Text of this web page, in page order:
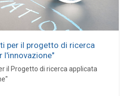
per il progetto di ricerca
l'innovazione"
il Progetto di ricerca applicata